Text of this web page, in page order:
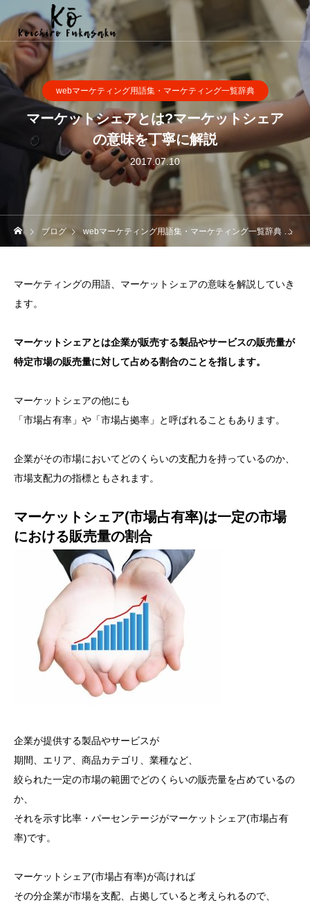
webマーケティング用語集・マーケティング一覧辞典
マーケットシェアとは?マーケットシェア
の意味を丁寧に解説
2017.07.10
ブログ webマーケティング用語集・マーケティング一覧辞典
マーケティングの用語、マーケットシェアの意味を解説していき
ます。
マーケットシェアとは企業が販売する製品やサービスの販売量が
特定市場の販売量に対して占める割合のことを指します。
マーケットシェアの他にも
「市場占有率」や「市場占拠率」と呼ばれることもあります。
企業がその市場においてどのくらいの支配力を持っているのか、
市場支配力の指標ともされます。
マーケットシェア(市場占有率)は一定の市場
における販売量の割合
企業が提供する製品やサービスが
期間、エリア、商品カテゴリ、業種など、
絞られた一定の市場の範囲でどのくらいの販売量を占めているの
か、
それを示す比率・パーセンテージがマーケットシェア(市場占有
率)です。
マーケットシェア(市場占有率)が高ければ
その分企業が市場を支配、占拠していると考えられるので、